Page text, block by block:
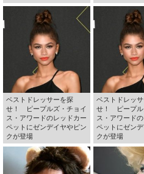
ベストドレッサーを探
せ！ ピープルズ・チョイ
ス・アワードのレッドカー
ペットにゼンデイヤやピン
クが登場
ベストドレッ
せ！ ピープル
ス・アワード
ペットにゼン
クが登場